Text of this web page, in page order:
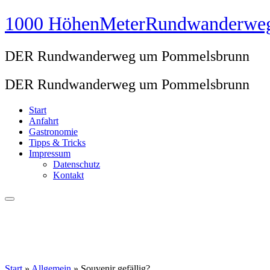
Zum
Inhalt
1000
DER Rundwanderweg um Pommelsbrunn
DER Rundwanderweg um Pommelsbrunn
Start
Anfahrt
Gastronomie
Tipps & Tricks
Impressum
Datenschutz
Kontakt